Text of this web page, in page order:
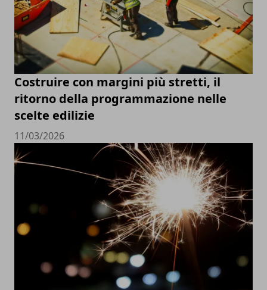
Costruire con margini più stretti, il
ritorno della programmazione nelle
scelte edilizie
11/03/2026